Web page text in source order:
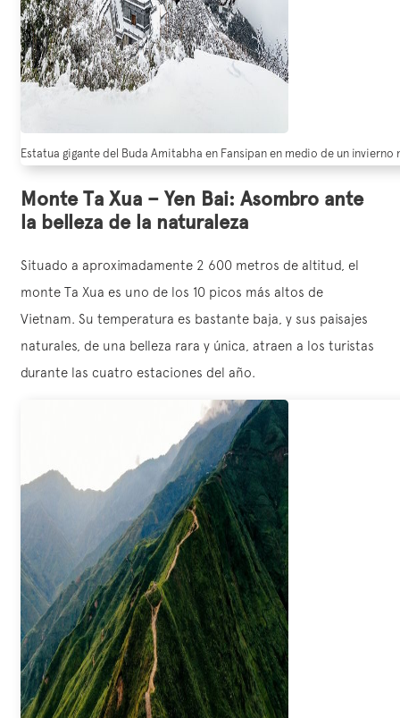
Estatua gigante del Buda Amitabha en Fansipan en medio de un invierno
Monte Ta Xua – Yen Bai: Asombro ante
la belleza de la naturaleza
Situado a aproximadamente 2 600 metros de altitud, el
monte Ta Xua es uno de los 10 picos más altos de
Vietnam. Su temperatura es bastante baja, y sus paisajes
naturales, de una belleza rara y única, atraen a los turistas
durante las cuatro estaciones del año.